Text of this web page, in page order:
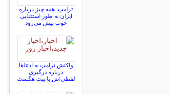
ترامپ: همه چیز درباره
ایران به طور استثنایی
خوب پیش می‌رود
واکنش ترامپ به ادعاها
درباره درگیری
لفظی‌اش با پیت هگست